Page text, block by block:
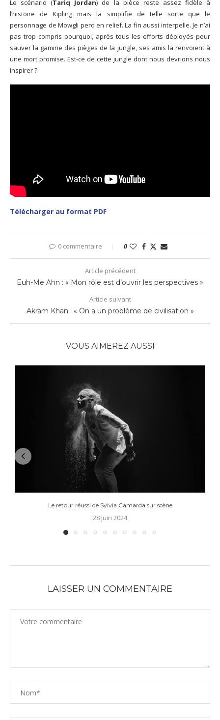
Le scénario (Tariq Jordan) de la pièce reste assez fidèle à
l’histoire de Kipling mais la simplifie de telle sorte que le
personnage de Mowgli perd en relief. La fin aussi interpelle. Je n’ai
pas trop compris pourquoi, après tous les efforts déployés pour
sauver la gamine des pièges de la jungle, ses amis la renvoient à
une mort promise. Est-ce de cette jungle dont nous devrions nous
inspirer ?
Télécharger au format PDF
0 commentaire 0
Article précédent
Euh-Me Ahn : « Mon rôle est d’ouvrir les perspectives »
Article suivant
Akram Khan : « On a un problème de civilisation »
VOUS AIMEREZ AUSSI
Le retour réussi de Sylvia Camarda sur scène
28 juin 2024
LAISSER UN COMMENTAIRE